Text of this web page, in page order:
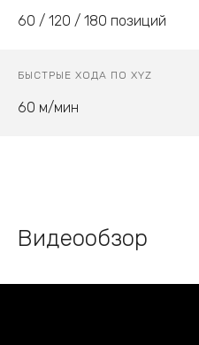
60 / 120 / 180 позиций
БЫСТРЫЕ ХОДА ПО XYZ
60 м/мин
Видеообзор